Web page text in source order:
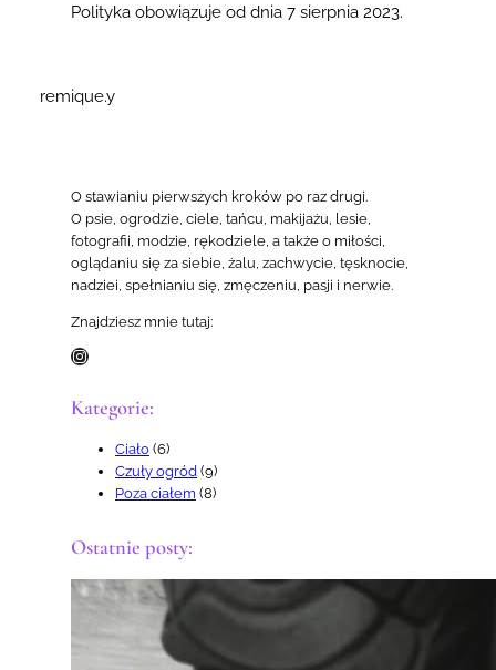
Polityka obowiązuje od dnia 7 sierpnia 2023.
remique.y
O stawianiu pierwszych kroków po raz drugi.
O psie, ogrodzie, ciele, tańcu, makijażu, lesie,
fotografii, modzie, rękodziele, a także o miłości,
oglądaniu się za siebie, żalu, zachwycie, tęsknocie,
nadziei, spełnianiu się, zmęczeniu, pasji i nerwie.
Znajdziesz mnie tutaj:
Instagram
Kategorie:
Ciało (6)
Czuły ogród (9)
Poza ciałem (8)
Ostatnie posty: